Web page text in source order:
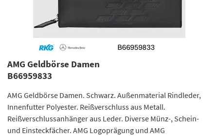
AMG Geldbörse Damen
B66959833
AMG Geldbörse Damen. Schwarz. Außenmaterial Rindleder,
Innenfutter Polyester. Reißverschluss aus Metall.
Reißverschlussanhänger aus Leder. Diverse Münz-, Schein-
und Einsteckfächer. AMG Logoprägung und AMG